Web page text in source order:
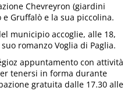
Chevreyron (giardini
Gruffalò e la sua piccolina.
municipio accoglie, alle 18,
romanzo Voglia di Paglia.
appuntamento con attività
tenersi in forma durante
gratuita dalle 17.30 alle